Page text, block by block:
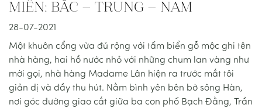
MIỀN: BẮC – TRUNG – NAM
28-07-2021
Một khuôn cổng vừa đủ rộng với tấm biển gỗ mộc ghi tên
nhà hàng, hai hồ nước nhỏ với những chum lan vàng như
mời gọi, nhà hàng Madame Lân hiện ra trước mắt tôi
giản dị và đầy thu hút. Nằm bình yên bên bờ sông Hàn,
nơi góc đường giao cắt giữa ba con phố Bạch Đằng, Trần